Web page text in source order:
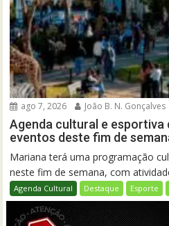
ago 7, 2026 João B. N. Gonçalves
Agenda cultural e esportiva
eventos deste fim de
Mariana terá uma programação
neste fim de semana, com
Agenda Cultural Destaque Esporte